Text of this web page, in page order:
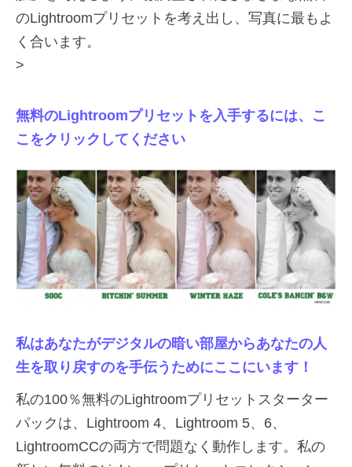
のLightroomプリセットを考え出し、写真に最もよ
く合います。
>
無料のLightroomプリセットを入手するには、こ
こをクリックしてください
私はあなたがデジタルの暗い部屋からあなたの人
生を取り戻すのを手伝うためにここにいます！
私の100％無料のLightroomプリセットスターター
パックは、Lightroom 4、Lightroom 5、6、
LightroomCCの両方で問題なく動作します。私の